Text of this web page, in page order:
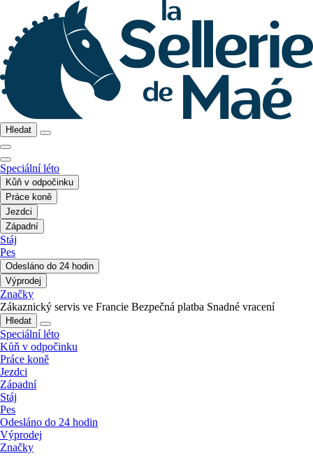
Hledat
Speciální léto
Kůň v odpočinku
Práce koně
Jezdci
Západní
Stáj
Pes
Odesláno do 24 hodin
Výprodej
Značky
Zákaznický servis ve Francie Bezpečná platba Snadné vracení
Hledat
Speciální léto
Kůň v odpočinku
Práce koně
Jezdci
Západní
Stáj
Pes
Odesláno do 24 hodin
Výprodej
Značky